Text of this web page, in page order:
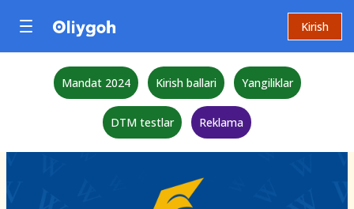
Kirish
Mandat 2024 Kirish ballari Yangiliklar
DTM testlar Reklama